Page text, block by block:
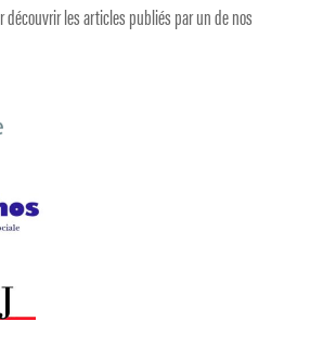
découvrir les articles publiés par un de nos